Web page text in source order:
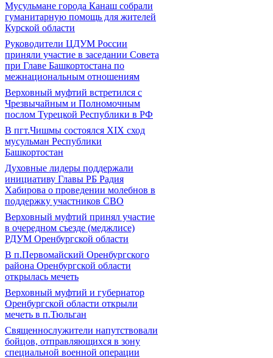
Мусульмане города Канаш собрали
гуманитарную помощь для жителей
Курской области
Руководители ЦДУМ России
приняли участие в заседании Совета
при Главе Башкортостана по
межнациональным отношениям
Верховный муфтий встретился с
Чрезвычайным и Полномочным
послом Турецкой Республики в РФ
В пгт.Чишмы состоялся XIX сход
мусульман Республики
Башкортостан
Духовные лидеры поддержали
инициативу Главы РБ Радия
Хабирова о проведении молебнов в
поддержку участников СВО
Верховный муфтий принял участие
в очередном съезде (меджлисе)
РДУМ Оренбургской области
В п.Первомайский Оренбургского
района Оренбургской области
открылась мечеть
Верховный муфтий и губернатор
Оренбургской области открыли
мечеть в п.Тюльган
Священнослужители напутствовали
бойцов, отправляющихся в зону
специальной военной операции